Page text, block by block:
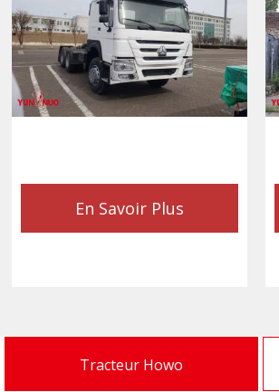
En Savoir Plus
Tracteur Howo